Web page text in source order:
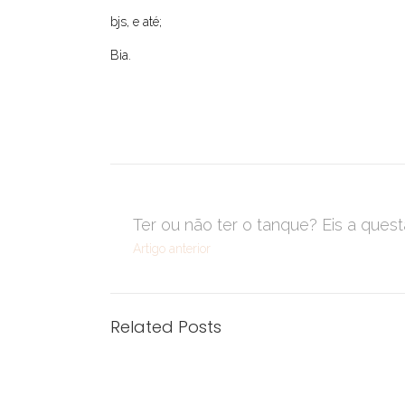
bjs, e até;
Bia.
Ter ou não ter o tanque? Eis a
Artigo anterior
Related Posts